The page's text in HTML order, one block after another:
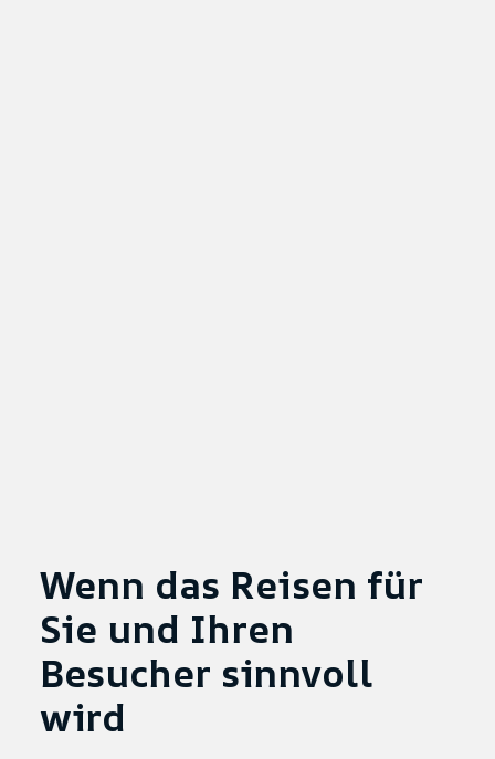
Wenn das Reisen für
Sie und Ihren
Besucher sinnvoll
wird